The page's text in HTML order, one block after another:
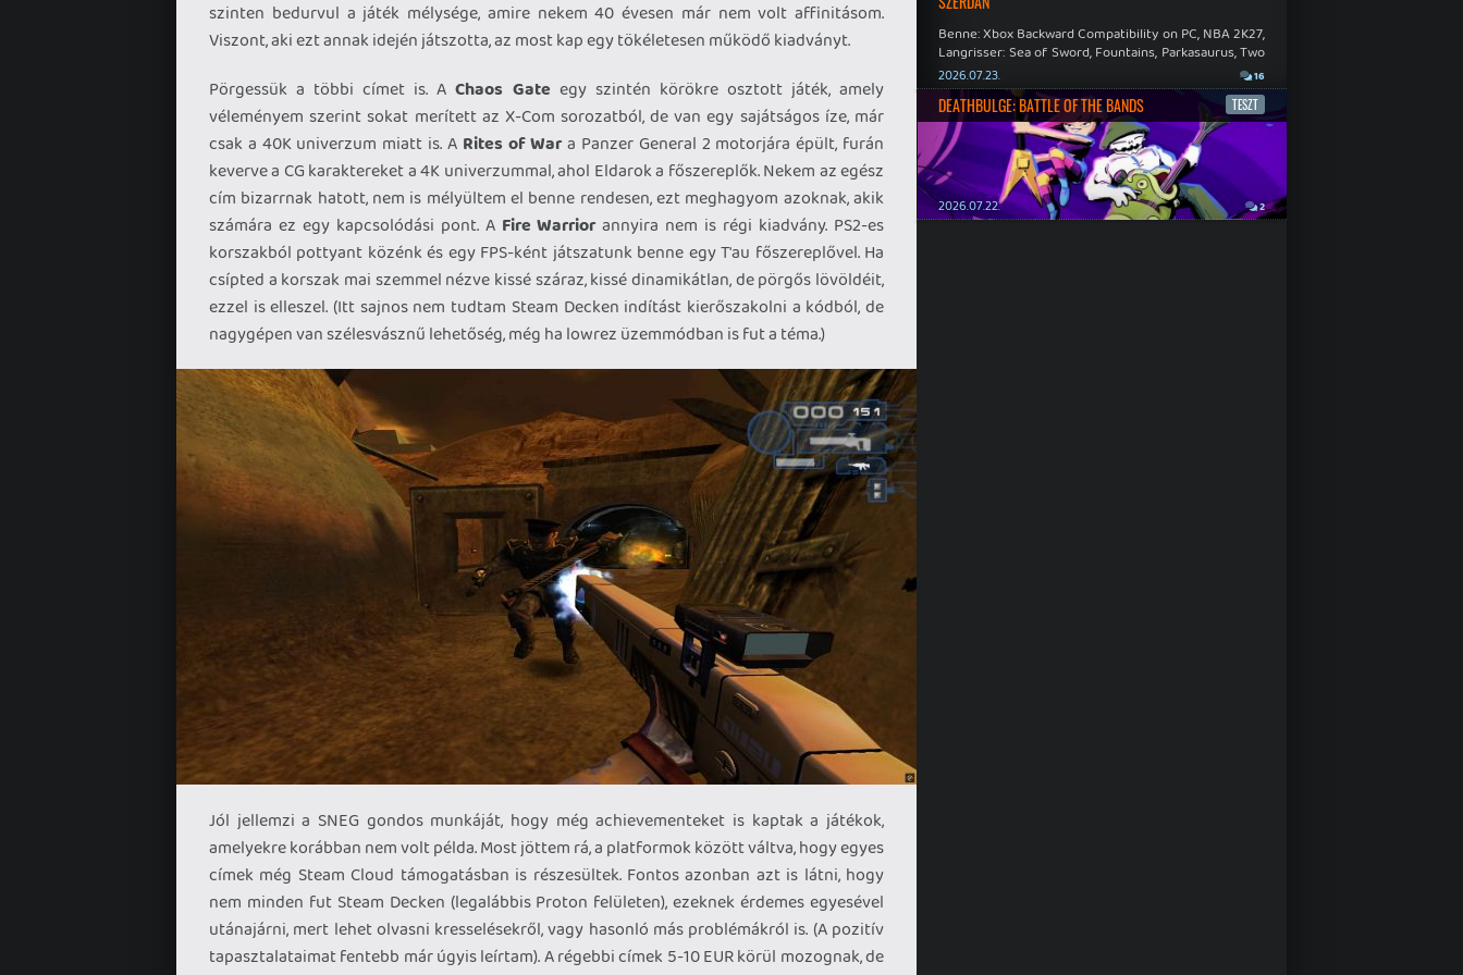
szinten bedurvul a játék mélysége, amire nekem 40 évesen már nem volt affinitásom.
Viszont, aki ezt annak idején játszotta, az most kap egy tökéletesen működő kiadványt.
Pörgessük a többi címet is. AChaos Gate egy szintén körökre osztott játék, amely
véleményem szerint sokat merített az X-Com sorozatból, de van egy sajátságos íze, már
csak a 40K univerzum miatt is. A Rites of Wara Panzer General 2 motorjára épült, furán
keverve a CG karaktereket a 4K univerzummal, ahol Eldarok a főszereplők. Nekem az egész
cím bizarrnak hatott, nem is mélyültem el benne rendesen, ezt meghagyom azoknak, akik
számára ez egy kapcsolódási pont. A Fire Warriorannyira nem is régi kiadvány. PS2-es
korszakból pottyant közénk és egy FPS-ként játszatunk benne egy T'au főszereplővel. Ha
csípted a korszak mai szemmel nézve kissé száraz, kissé dinamikátlan, de pörgős lövöldéit,
ezzel is elleszel. (Itt sajnos nem tudtam Steam Decken indítást kierőszakolni a kódból, de
nagygépen van szélesvásznű lehetőség, még ha lowrez üzemmódban is fut a téma.)
Jól jellemzi a SNEG gondos munkáját, hogy még achievementeket is kaptak a játékok,
amelyekre korábban nem volt példa. Most jöttem rá, a platformok között váltva, hogy egyes
címek még Steam Cloud támogatásban is részesültek. Fontos azonban azt is látni, hogy
nem minden fut Steam Decken (legalábbis Proton felületen), ezeknek érdemes egyesével
utánajárni, mert lehet olvasni kresselésekről, vagy hasonló más problémákról is. (A pozitív
tapasztalataimat fentebb már úgyis leírtam). A régebbi címek 5-10 EUR körül mozognak, de
Benne: Xbox Backward Compatibility on PC, NBA 2K27,
Langrisser: Sea of Sword, Fountains, Parkasaurus, Two
Point Hospital: Full Health Collection.
2026.07.23. 16
DEATHBULGE: BATTLE OF THE BANDS TESZT
2026.07.22. 2